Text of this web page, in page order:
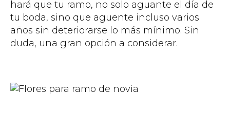
hará que tu ramo, no solo aguante el día de
tu boda, sino que aguente incluso varios
años sin deteriorarse lo más mínimo. Sin
duda, una gran opción a considerar.